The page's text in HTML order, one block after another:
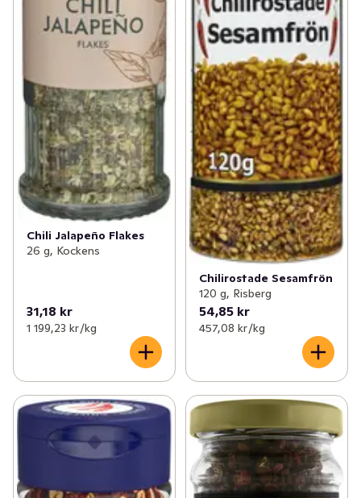
Chili Jalapeño Flakes
26 g, Kockens
31,18 kr
1 199,23 kr /kg
Chilirostade Sesamfrön
120 g, Risberg
54,85 kr
457,08 kr /kg